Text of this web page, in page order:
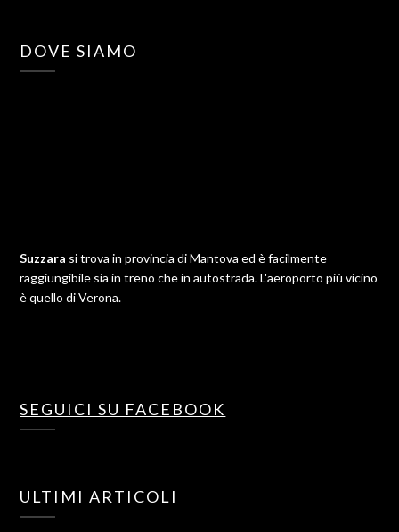
DOVE SIAMO
Suzzara si trova in provincia di Mantova ed è facilmente
raggiungibile sia in treno che in autostrada. L'aeroporto più vicino
è quello di Verona.
SEGUICI SU FACEBOOK
ULTIMI ARTICOLI